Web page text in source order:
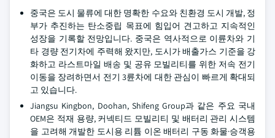
중국은 도시 물류에 대한 명확한 수요와 친환경 도시 개발, 정
부가 추진하는 탄소중립 목표에 힘입어 견고하고 지속적인
성장을 기록할 전망입니다. 중국은 역사적으로 이륜차와 기
타 경량 전기차에 주력해 왔지만, 도시가 배출가스 기준을 강
화하고 라스트마일 배송 및 공유 모빌리티를 위한 저속 전기
이동을 장려하면서 전기 3륜차에 대한 관심이 빠르게 확대되
고 있습니다.
Jiangsu Kingbon, Doohan, Shifeng Group과 같은 주요 국내
OEM은 적재 용량, 커넥티드 모빌리티 및 배터리 관리 시스템
을 고려해 개발한 도시용 리튬 이온 배터리 구동 화물·승객용